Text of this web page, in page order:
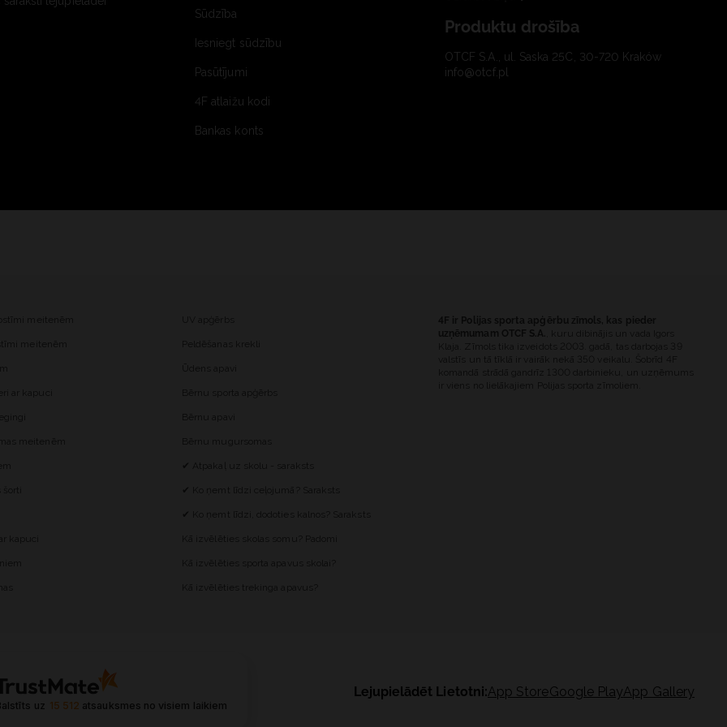
Sūdzība
Iesniegt sūdzību
Pasūtījumi
4F atlaižu kodi
Bankas konts
Produktu drošība
OTCF S.A., ul. Saska 25C, 30-720 Kraków
info@otcf.pl
uz 15 512 atsauksmes no visiem laikiem
Lejupielādēt Lietotni:App StoreGoogle PlayApp Gallery